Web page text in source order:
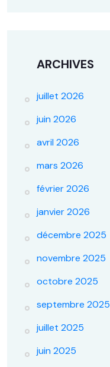
ARCHIVES
juillet 2026
juin 2026
avril 2026
mars 2026
février 2026
janvier 2026
décembre 2025
novembre 2025
octobre 2025
septembre 2025
juillet 2025
juin 2025